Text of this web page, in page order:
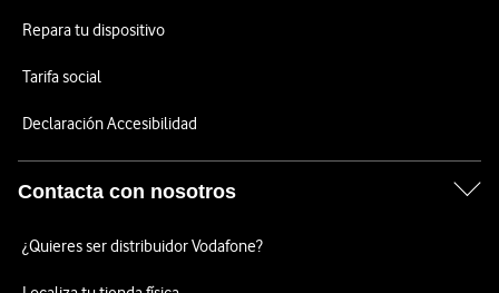
Repara tu dispositivo
Tarifa social
Declaración Accesibilidad
Contacta con nosotros
¿Quieres ser distribuidor Vodafone?